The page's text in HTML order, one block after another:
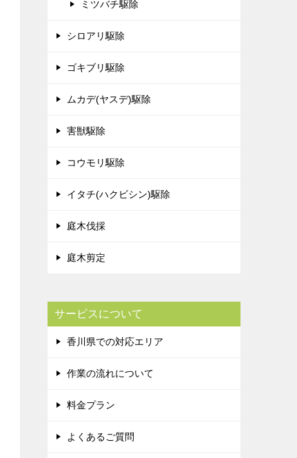
ミツバチ駆除
シロアリ駆除
ゴキブリ駆除
ムカデ(ヤスデ)駆除
害獣駆除
コウモリ駆除
イタチ(ハクビシン)駆除
庭木伐採
庭木剪定
サービスについて
香川県での対応エリア
作業の流れについて
料金プラン
よくあるご質問